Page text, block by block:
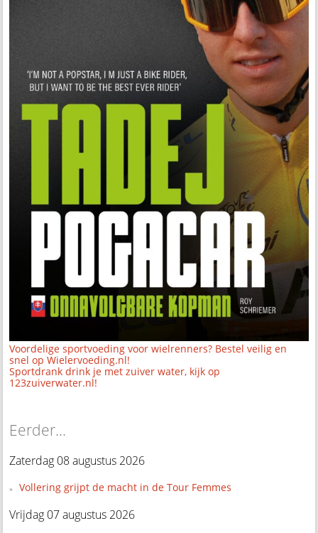
Voordelige sportvoeding voor wielrenners? Bestel veilig en
snel op Wielervoeding.nl!
Sportdrank drink je met zuiver water, kijk op
123zuiverwater.nl!
Eerder...
Zaterdag 08 augustus 2026
Vollering grijpt de macht in de Tour Femmes
Vrijdag 07 augustus 2026